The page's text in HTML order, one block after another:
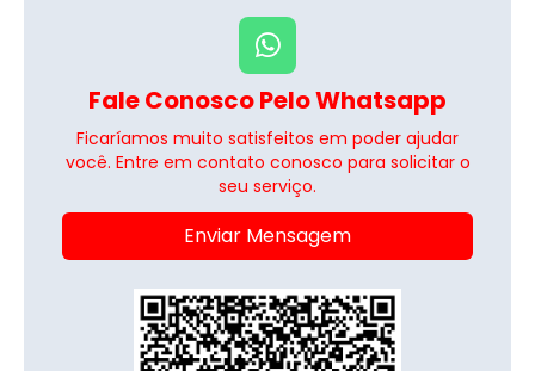
Fale Conosco Pelo Whatsapp
Ficaríamos muito satisfeitos em poder ajudar
você. Entre em contato conosco para solicitar o
seu serviço.
Enviar Mensagem